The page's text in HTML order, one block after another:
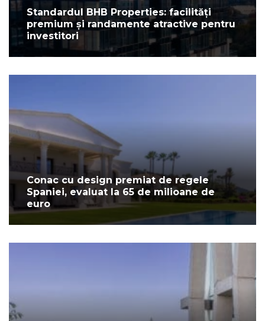
Standardul BHB Properties: facilități
premium și randamente atractive pentru
investitori
Conac cu design premiat de regele
Spaniei, evaluat la 65 de milioane de
euro